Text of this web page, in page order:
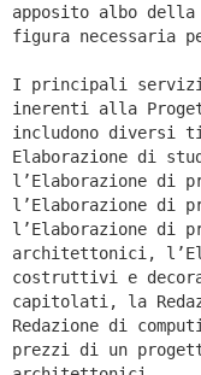
apposito albo
figura necessaria
I principali
inerenti alla
includono
Elaborazione di
l’Elaborazione di
l’Elaborazione di
l’Elaborazione di
architettonici,
costruttivi e
capitolati, la
Redazione di
prezzi di un